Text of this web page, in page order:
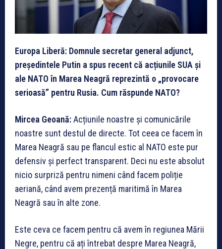
Europa Liberă: Domnule secretar general adjunct,
președintele Putin a spus recent că acțiunile SUA și
ale NATO în Marea Neagră reprezintă o „provocare
serioasă” pentru Rusia. Cum răspunde NATO?
Mircea Geoană:Acțiunile noastre și comunicările
noastre sunt destul de directe. Tot ceea ce facem în
Marea Neagră sau pe flancul estic al NATO este pur
defensiv și perfect transparent. Deci nu este absolut
nicio surpriză pentru nimeni când facem poliție
aeriană, când avem prezență maritimă în Marea
Neagră sau în alte zone.
Este ceva ce facem pentru că avem în regiunea Mării
Negre, pentru că ați întrebat despre Marea Neagră,